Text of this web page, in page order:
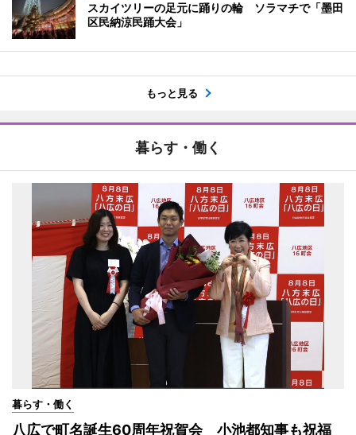
スカイツリーの足元に踊りの輪 ソラマチで「墨田
区民納涼民踊大会」
もっと見る
暮らす・働く
暮らす・働く
八広で町名誕生60周年祝賀会 小池都知事も祝福